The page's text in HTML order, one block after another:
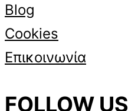
Blog
Cookies
Επικοινωνία
FOLLOW US